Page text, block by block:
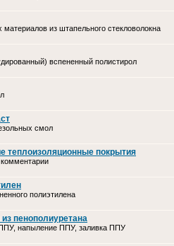
из штапельного стекловолокна
вспененный полистирол
смол
теплоизоляционные покрытия
полиэтилена
пенополиуретана
напыление ППУ, заливка ППУ